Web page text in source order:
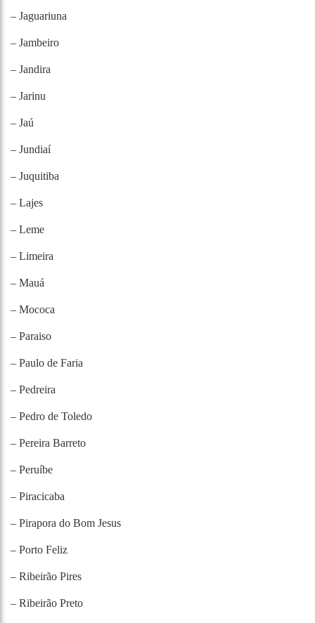
– Jaguariuna
– Jambeiro
– Jandira
– Jarinu
– Jaú
– Jundiaí
– Juquitiba
– Lajes
– Leme
– Limeira
– Mauá
– Mococa
– Paraiso
– Paulo de Faria
– Pedreira
– Pedro de Toledo
– Pereira Barreto
– Peruíbe
– Piracicaba
– Pirapora do Bom Jesus
– Porto Feliz
– Ribeirão Pires
– Ribeirão Preto